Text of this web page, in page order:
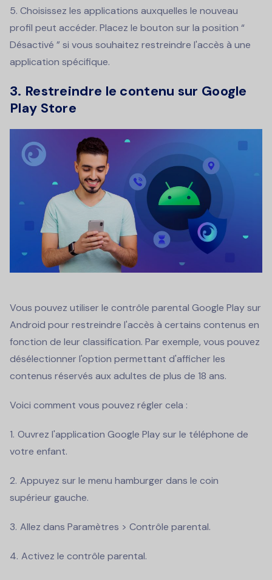
5. Choisissez les applications auxquelles le nouveau
profil peut accéder. Placez le bouton sur la position “
Désactivé ” si vous souhaitez restreindre l'accès à une
application spécifique.
3. Restreindre le contenu sur Google
Play Store
Vous pouvez utiliser le contrôle parental Google Play sur
Android pour restreindre l'accès à certains contenus en
fonction de leur classification. Par exemple, vous pouvez
désélectionner l'option permettant d'afficher les
contenus réservés aux adultes de plus de 18 ans.
Voici comment vous pouvez régler cela :
Ouvrez l'application Google Play sur le téléphone de
votre enfant.
Appuyez sur le menu hamburger dans le coin
supérieur gauche.
Allez dans Paramètres > Contrôle parental.
Activez le contrôle parental.